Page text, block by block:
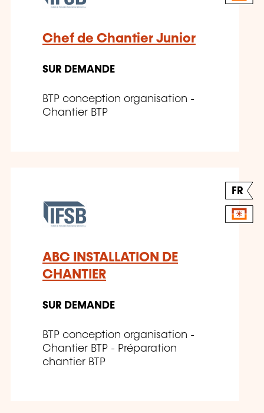
Chef de Chantier Junior
SUR DEMANDE
BTP conception organisation -
Chantier BTP
FR
ABC INSTALLATION DE
CHANTIER
SUR DEMANDE
BTP conception organisation -
Chantier BTP - Préparation
chantier BTP